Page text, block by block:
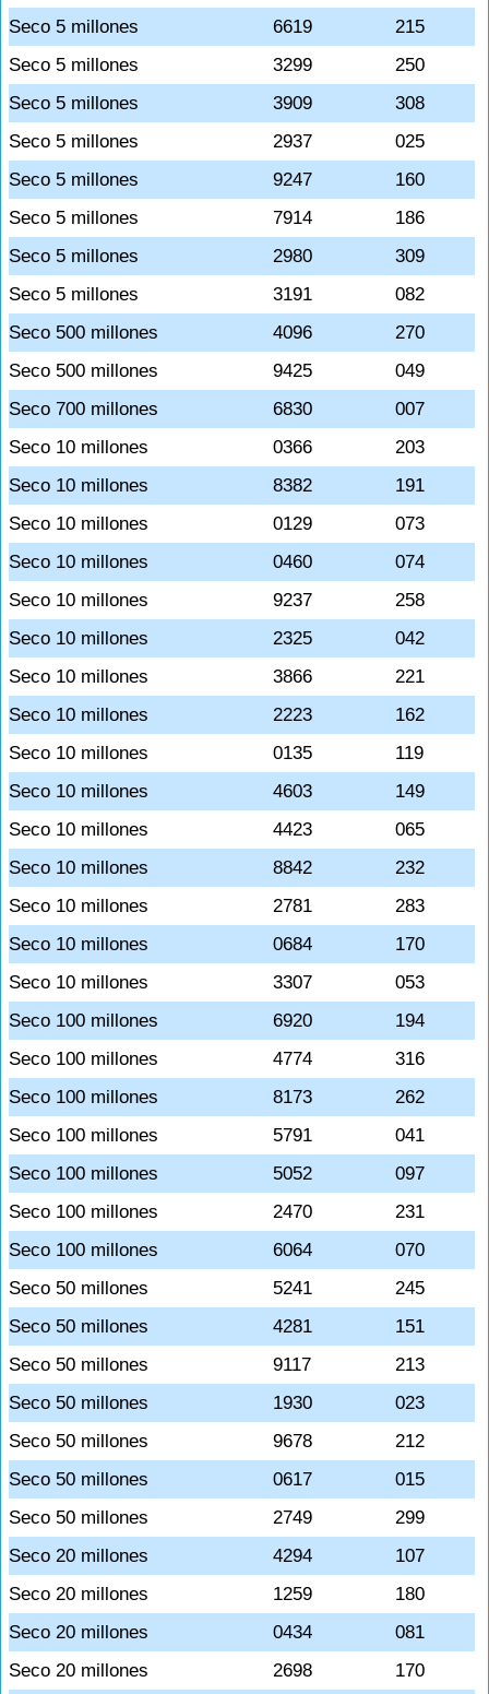
Seco 5 millones
6619
215
Seco 5 millones
3299
250
Seco 5 millones
3909
308
Seco 5 millones
2937
025
Seco 5 millones
9247
160
Seco 5 millones
7914
186
Seco 5 millones
2980
309
Seco 5 millones
3191
082
Seco 500 millones
4096
270
Seco 500 millones
9425
049
Seco 700 millones
6830
007
Seco 10 millones
0366
203
Seco 10 millones
8382
191
Seco 10 millones
0129
073
Seco 10 millones
0460
074
Seco 10 millones
9237
258
Seco 10 millones
2325
042
Seco 10 millones
3866
221
Seco 10 millones
2223
162
Seco 10 millones
0135
119
Seco 10 millones
4603
149
Seco 10 millones
4423
065
Seco 10 millones
8842
232
Seco 10 millones
2781
283
Seco 10 millones
0684
170
Seco 10 millones
3307
053
Seco 100 millones
6920
194
Seco 100 millones
4774
316
Seco 100 millones
8173
262
Seco 100 millones
5791
041
Seco 100 millones
5052
097
Seco 100 millones
2470
231
Seco 100 millones
6064
070
Seco 50 millones
5241
245
Seco 50 millones
4281
151
Seco 50 millones
9117
213
Seco 50 millones
1930
023
Seco 50 millones
9678
212
Seco 50 millones
0617
015
Seco 50 millones
2749
299
Seco 20 millones
4294
107
Seco 20 millones
1259
180
Seco 20 millones
0434
081
Seco 20 millones
2698 170